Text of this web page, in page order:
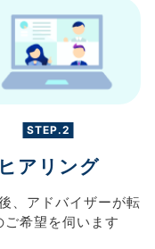
STEP.2
ヒアリング
、 アドバイザーが転
ご希望を伺います